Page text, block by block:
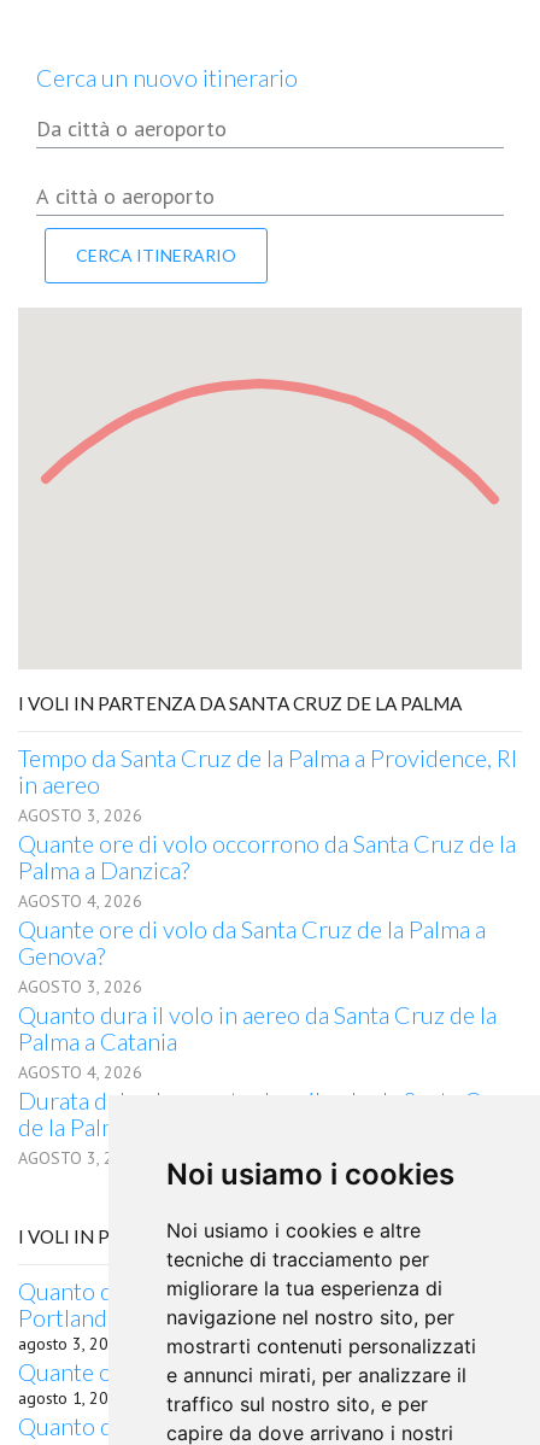
Noi usiamo i cookies
Noi usiamo i cookies e altre
tecniche di tracciamento per
migliorare la tua esperienza di
navigazione nel nostro sito, per
mostrarti contenuti personalizzati
e annunci mirati, per analizzare il
traffico sul nostro sito, e per
capire da dove arrivano i nostri
Cerca un nuovo itinerario
I VOLI IN PARTENZA DA SANTA CRUZ DE LA PALMA
Tempo da Santa Cruz de la Palma a Providence, RI
in aereo
AGOSTO 3, 2026
Quante ore di volo occorrono da Santa Cruz de la
Palma a Danzica?
AGOSTO 4, 2026
Quante ore di volo da Santa Cruz de la Palma a
Genova?
AGOSTO 3, 2026
Quanto dura il volo in aereo da Santa Cruz de la
Palma a Catania
AGOSTO 4, 2026
Durata del volo quanto dura il volo da Santa Cruz
de la Palma per Jamestown, NY
AGOSTO 3, 2026
I VOLI IN PARTENZA DA GUANGZHOU
Quanto dura il volo in aereo da Guangzhou a
Portland, ME
agosto 3, 2026
Quante ore di volo da Guangzhou a Salvador?
agosto 1, 2026
Quanto dura il volo in aereo da Guangzhou a